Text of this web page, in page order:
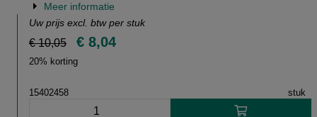
Meer informatie
Uw prijs excl. btw per stuk
€ 10,05 € 8,04
20% korting
15402458 stuk